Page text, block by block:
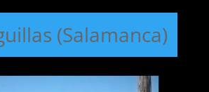
(Salamanca)